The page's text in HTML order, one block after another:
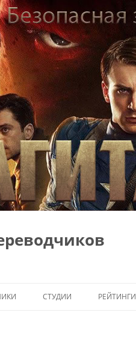
СТУДИИ РЕЙТИНГИ